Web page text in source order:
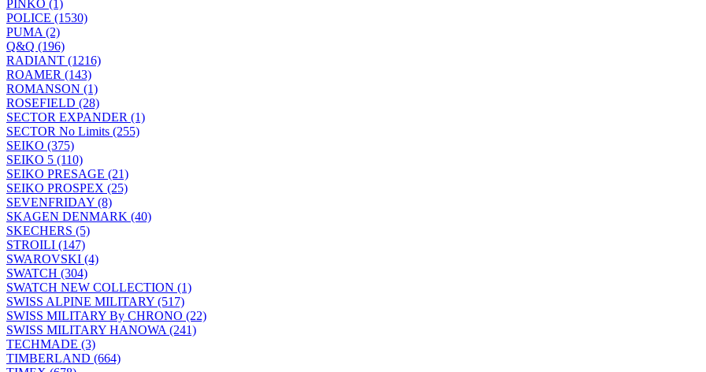
PINKO (1)
POLICE (1530)
PUMA (2)
Q&Q (196)
RADIANT (1216)
ROAMER (143)
ROMANSON (1)
ROSEFIELD (28)
SECTOR EXPANDER (1)
SECTOR No Limits (255)
SEIKO (375)
SEIKO 5 (110)
SEIKO PRESAGE (21)
SEIKO PROSPEX (25)
SEVENFRIDAY (8)
SKAGEN DENMARK (40)
SKECHERS (5)
STROILI (147)
SWAROVSKI (4)
SWATCH (304)
SWATCH NEW COLLECTION (1)
SWISS ALPINE MILITARY (517)
SWISS MILITARY By CHRONO (22)
SWISS MILITARY HANOWA (241)
TECHMADE (3)
TIMBERLAND (664)